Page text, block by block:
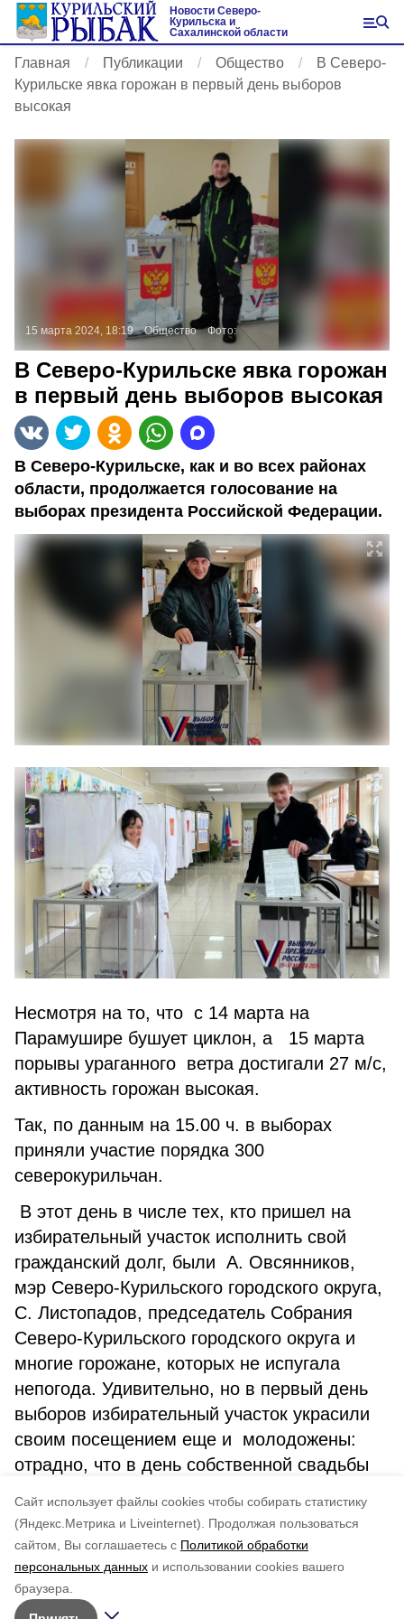
Cайт использует файлы cookies чтобы собирать статистику
(Яндекс.Метрика и Liveinternet).
Продолжая пользоваться
сайтом, Вы соглашаетесь с Политикой обработки
персональных данных и использовании cookies вашего
браузера.
Новости Северо-
Курильска и
Сахалинской области
Главная Публикации Общество
В Северо-
Курильске явка горожан в первый день выборов
высокая
15 марта 2024, 18:19 Общество Фото:
В Северо-Курильске явка горожан
в первый день выборов высокая
В Северо-Курильске, как и во всех районах
области, продолжается голосование на
выборах президента Российской Федерации.
Несмотря на то, что с 14 марта на
Парамушире бушует циклон, а 15 марта
порывы ураганного ветра достигали 27 м/с,
активность горожан высокая.
Так, по данным на 15.00 ч. в выборах
приняли участие порядка 300
северокурильчан.
В этот день в числе тех, кто пришел на
избирательный участок исполнить свой
гражданский долг, были А. Овсянников,
мэр Северо-Курильского городского округа,
С. Листопадов, председатель Собрания
Северо-Курильского городского округа и
многие горожане, которых не испугала
непогода. Удивительно, но в первый день
выборов избирательный участок украсили
своим посещением еще и молодожены:
отрадно, что в день собственной свадьбы
президентских выборах.
по оценке
5